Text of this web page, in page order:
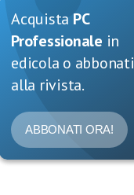
Acquista PC
Professionale in
edicola o abbonati
alla rivista.
ABBONATI ORA!